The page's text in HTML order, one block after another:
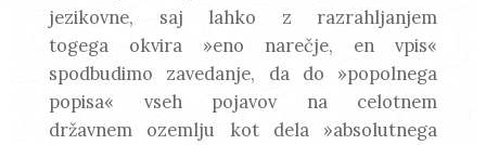
jezikovne, saj lahko z razrahljanjem
togega okvira »eno narečje, en vpis«
spodbudimo zavedanje, da do »popolnega
popisa« vseh pojavov na celotnem
državnem ozemlju kot dela »absolutnega